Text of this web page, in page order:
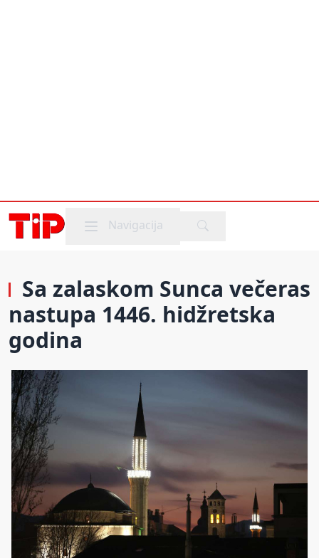
Mobile menu
Navigacija
Sa zalaskom Sunca večeras
nastupa 1446. hidžretska
godina